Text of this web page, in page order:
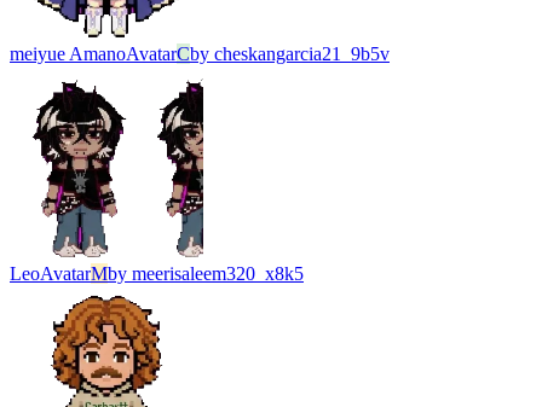
meiyue AmanoAvatarCby cheskangarcia21_9b5v
LeoAvatarMby meerisaleem320_x8k5